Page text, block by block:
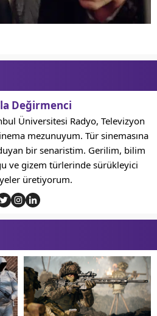
Değirmenci
Üniversitesi Radyo, Televizyon
mezunuyum. Tür sinemasına
bir senaristim. Gerilim, bilim
ve gizem türlerinde sürükleyici
üretiyorum.